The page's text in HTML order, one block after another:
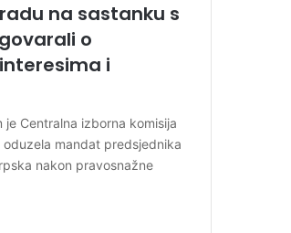
na sastanku s
o
i
je Centralna izborna komisija
oduzela mandat predsjednika
nakon pravosnažne